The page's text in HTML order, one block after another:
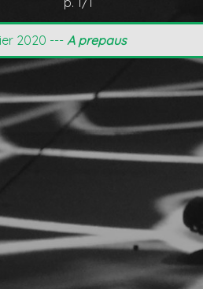
2020 ---A prepaus